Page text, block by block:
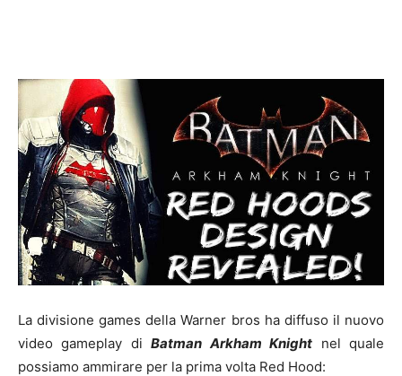
La divisione games della Warner bros ha diffuso il nuovo
video gameplay diBatman Arkham Knight nel quale
possiamo ammirare per la prima volta Red Hood: